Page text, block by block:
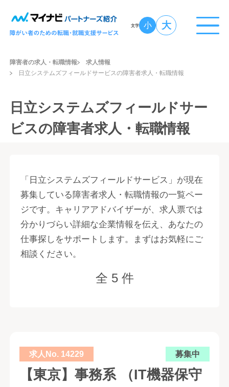
文字 小 大
障害者の求人・転職情報
求人情報
日立システムズフィールドサービスの障害者求人・転職情報
日立システムズフィールドサー
ビスの障害者求人・転職情報
「日立システムズフィールドサービス」が現在
募集している障害者求人・転職情報の一覧ペー
ジです。キャリアアドバイザーが、求人票では
分かりづらい詳細な企業情報を伝え、あなたの
仕事探しをサポートします。まずはお気軽にご
相談ください。
全 5 件
求人No. 14229 募集中
【東京】事務系 （IT機器保守